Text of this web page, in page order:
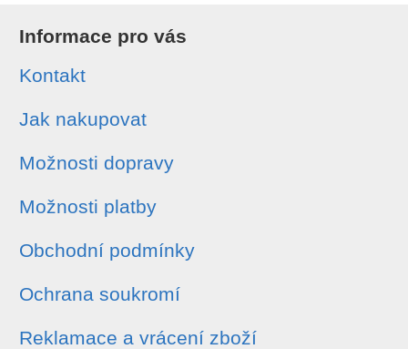
Informace pro vás
Kontakt
Jak nakupovat
Možnosti dopravy
Možnosti platby
Obchodní podmínky
Ochrana soukromí
Reklamace a vrácení zboží